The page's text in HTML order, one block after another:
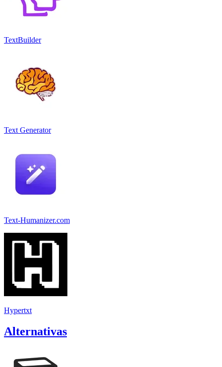
TextBuilder
Text Generator
Text-Humanizer.com
Hypertxt
Alternativas